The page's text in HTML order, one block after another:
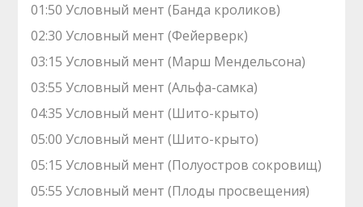
01:50 Условный мент (Банда кроликов)
02:30 Условный мент (Фейерверк)
03:15 Условный мент (Марш Мендельсона)
03:55 Условный мент (Альфа-самка)
04:35 Условный мент (Шито-крыто)
05:00 Условный мент (Шито-крыто)
05:15 Условный мент (Полуостров сокровищ)
05:55 Условный мент (Плоды просвещения)